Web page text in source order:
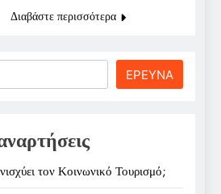
Διαβάστε περισσότερα
ΕΡΕΥΝΑ
τον Κοινωνικό Τουρισμό;